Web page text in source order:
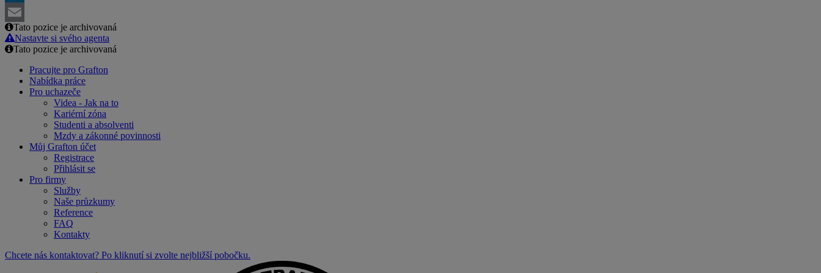
LinkedIn
Email
Tato pozice je archivovaná
Nastavte si svého agenta
Tato pozice je archivovaná
Pracujte pro Grafton
Nabídka práce
Pro uchazeče
Videa - Jak na to
Kariérní zóna
Studenti a absolventi
Mzdy a zákonné povinnosti
Můj Grafton účet
Registrace
Přihlásit se
Pro firmy
Služby
Naše průzkumy
Reference
FAQ
Kontakty
Chcete nás kontaktovat? Po kliknutí si zvolte nejbližší pobočku.